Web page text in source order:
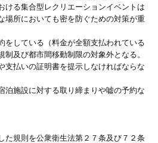
る集合型レクリエーションイベントは
場所においても密を防ぐための対策が重
している（料金が全額支払われている
及び都市間移動制限の対象外となる。
支払いの証明書を提示しなければならな
施設に対する取り締まりや嘘の予約な
規則を公衆衛生法第２７条及び７２条